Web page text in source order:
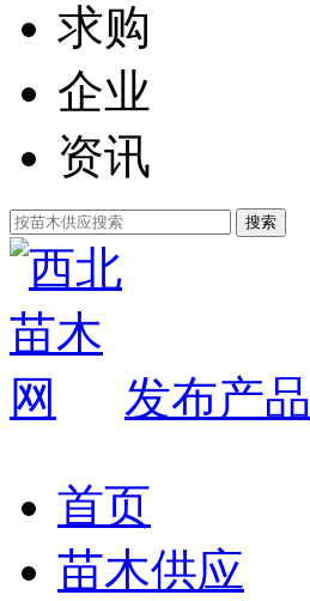
求购
企业
资讯
发布产品
首页
苗木供应